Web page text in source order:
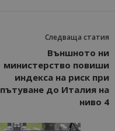
Следваща статия
Външното ни
министерство повиши
индекса на риск при
пътуване до Италия на
ниво 4